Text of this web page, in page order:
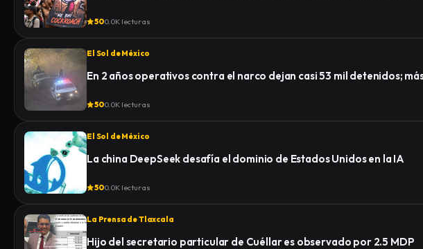
500.0K lecturas
El Sol de México
En 2 años operativos contra el narco dejan casi 53 mil detenidos;
500.0K lecturas
El Sol de México
La china DeepSeek desafía el dominio de Estados Unidos en la IA
500.0K lecturas
La Prensa de Tlaxcala
Hijo del secretario particular de Cuéllar es observado por 2.5 MDP